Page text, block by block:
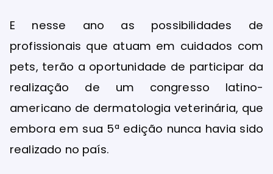
E nesse ano as possibilidades de
profissionais que atuam em cuidados com
pets, terão a oportunidade de participar da
realização de um congresso latino-
americano de dermatologia veterinária, que
embora em sua 5ª edição nunca havia sido
realizado no país.